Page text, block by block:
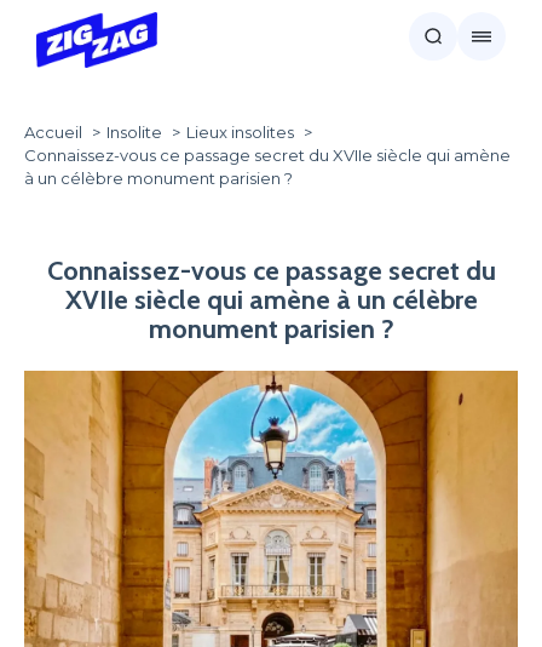
Accueil Insolite
Lieux insolites
Connaissez-vous ce passage secret du XVIIe siècle qui amène
à un célèbre monument parisien ?
Connaissez-vous ce passage secret du
XVIIe siècle qui amène à un célèbre
monument parisien ?